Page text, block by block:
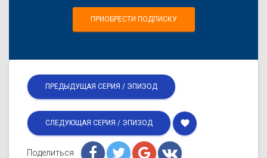
ПРИОБРЕСТИ ПОДПИСКУ
ПРЕДЫДУЩАЯ СЕРИЯ / ЭПИЗОД
СЛЕДУЮЩАЯ СЕРИЯ / ЭПИЗОД favorite
Поделиться